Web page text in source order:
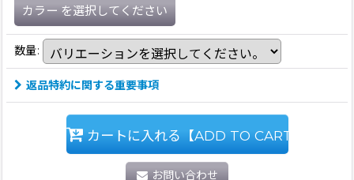
カラー を選択してください
数量:
返品特約に関する重要事項
カートに入れる【ADD TO CART】
お問い合わせ